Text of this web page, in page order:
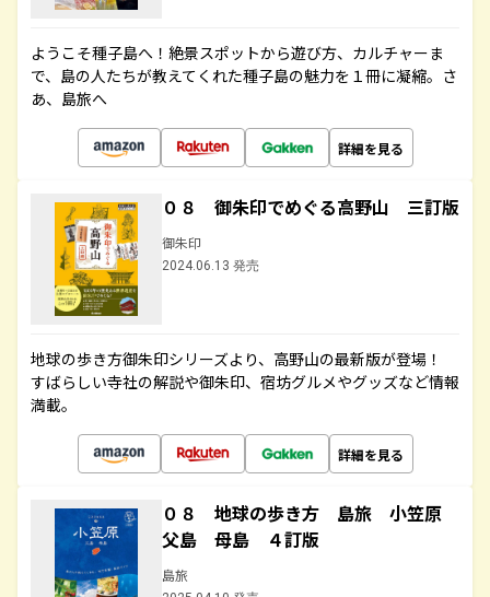
ようこそ種子島へ！絶景スポットから遊び方、カルチャーま
で、島の人たちが教えてくれた種子島の魅力を１冊に凝縮。さ
あ、島旅へ
詳細を見る
０８ 御朱印でめぐる高野山 三訂版
御朱印
2024.06.13 発売
地球の歩き方御朱印シリーズより、高野山の最新版が登場！
すばらしい寺社の解説や御朱印、宿坊グルメやグッズなど情報
満載。
詳細を見る
０８ 地球の歩き方 島旅 小笠原
父島 母島 ４訂版
島旅